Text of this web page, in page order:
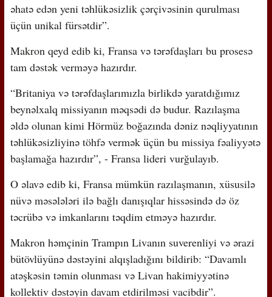
əhatə edən yeni təhlükəsizlik çərçivəsinin qurulması
üçün unikal fürsətdir”.
Makron qeyd edib ki, Fransa və tərəfdaşları bu prosesə
tam dəstək verməyə hazırdır.
“Britaniya və tərəfdaşlarımızla birlikdə yaratdığımız
beynəlxalq missiyanın məqsədi də budur. Razılaşma
əldə olunan kimi Hörmüz boğazında dəniz nəqliyyatının
təhlükəsizliyinə töhfə vermək üçün bu missiya fəaliyyətə
başlamağa hazırdır”, - Fransa lideri vurğulayıb.
O əlavə edib ki, Fransa mümkün razılaşmanın, xüsusilə
nüvə məsələləri ilə bağlı danışıqlar hissəsində də öz
təcrübə və imkanlarını təqdim etməyə hazırdır.
Makron həmçinin Trampın Livanın suverenliyi və ərazi
bütövlüyünə dəstəyini alqışladığını bildirib: “Davamlı
atəşkəsin təmin olunması və Livan hakimiyyətinə
kollektiv dəstəyin davam etdirilməsi vacibdir”.